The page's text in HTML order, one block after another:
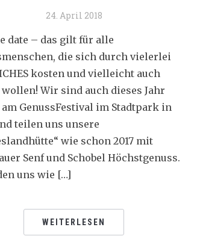
24. April 2018
date – das gilt für alle
die sich durch vielerlei
kosten und vielleicht auch
Wir sind auch dieses Jahr
GenussFestival im Stadtpark in
teilen uns unsere
wie schon 2017 mit
Senf und Schobel Höchstgenuss.
uns wie […]
WEITERLESEN